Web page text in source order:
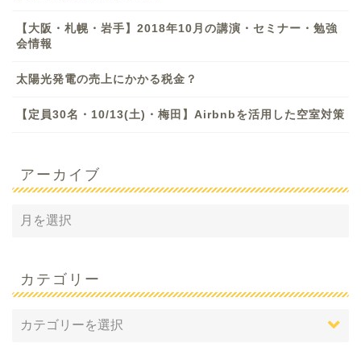
【大阪・札幌・岩手】2018年10月の講演・セミナー・勉強
会情報
太陽光発電の売上にかかる税金？
【定員30名・10/13(土)・梅田】Airbnbを活用した空室対策
アーカイブ
カテゴリー